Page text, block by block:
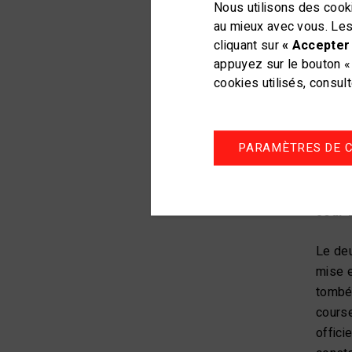
Jour
Le
vent
Jour
Le
mise
Nous utilisons des
au mieux avec vous.
cliquant sur«
appuyez sur le bouton
cookies utilisés,
PARAMÈTRES DE